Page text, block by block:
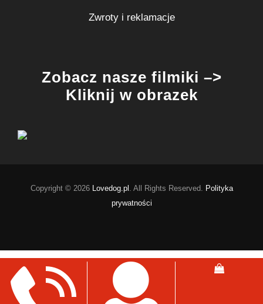
Zwroty i reklamacje
Zobacz nasze filmiki –>
Kliknij w obrazek
Copyright © 2026 Lovedog.pl . All Rights Reserved. Polityka
prywatności